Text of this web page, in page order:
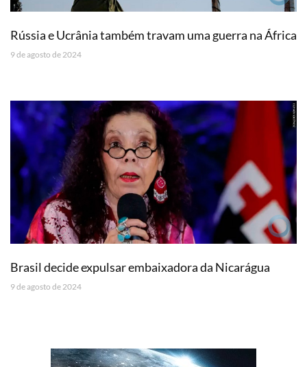
Rússia e Ucrânia também travam uma guerra na África
9 de agosto de 2024
Brasil decide expulsar embaixadora da Nicarágua
9 de agosto de 2024